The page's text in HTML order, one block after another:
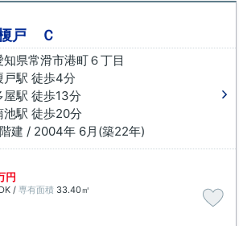
榎戸 Ｃ
知県常滑市港町６丁目
戸駅 徒歩4分
屋駅 徒歩13分
池駅 徒歩20分
建 / 2004年 6月(築22年)
円
/ 専有面積 33.40㎡